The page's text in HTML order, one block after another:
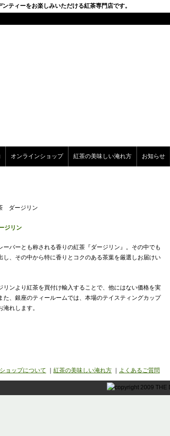
ティーをお楽しみいただける紅茶専門店です。
オンラインショップ 紅茶の美味しい淹れ方 お知らせ
ジリン
ーバーとも称される香りの紅茶『ダージリン』。その中でも
し、その中から特に香りとコクのある茶葉を厳選しお届けい
リンより紅茶を買付け輸入することで、他にはない価格を実
た、銀座のティールームでは、本場のテイスティングカップ
れします。
ョップについて 紅茶の美味しい淹れ方 よくあるご質問